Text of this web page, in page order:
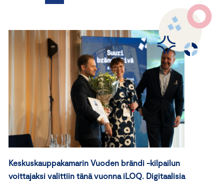
Keskuskauppakamarin Vuoden brändi -kilpailun
voittajaksi valittiin tänä vuonna iLOQ. Digitaalisia